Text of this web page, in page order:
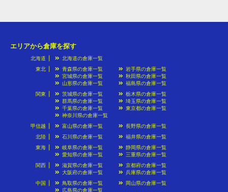
エリアから倉庫を探す
北海道
北海道の倉庫一覧
東北
青森県の倉庫一覧
岩手県の倉庫一覧
宮城県の倉庫一覧
秋田県の倉庫一覧
山形県の倉庫一覧
福島県の倉庫一覧
関東
茨城県の倉庫一覧
栃木県の倉庫一覧
群馬県の倉庫一覧
埼玉県の倉庫一覧
千葉県の倉庫一覧
東京都の倉庫一覧
神奈川県の倉庫一覧
甲信越
富山県の倉庫一覧
長野県の倉庫一覧
北陸
石川県の倉庫一覧
福井県の倉庫一覧
東海
岐阜県の倉庫一覧
静岡県の倉庫一覧
愛知県の倉庫一覧
三重県の倉庫一覧
関西
滋賀県の倉庫一覧
京都府の倉庫一覧
大阪府の倉庫一覧
兵庫県の倉庫一覧
中国
鳥取県の倉庫一覧
岡山県の倉庫一覧
広島県の倉庫一覧